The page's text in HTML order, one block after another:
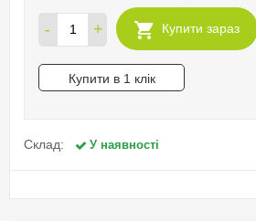
- + Купити зараз
Купити в 1 клік
Склад: У наявності